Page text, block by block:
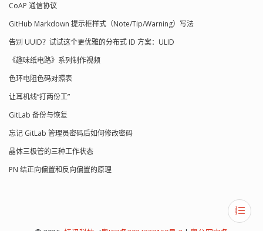
CoAP 通信协议
GitHub Markdown 提示框样式（Note/Tip/Warning）写法
告别 UUID？试试这个更优雅的分布式 ID 方案：ULID
《趣味纸电路》系列制作视频
色环电阻色码对照表
让耳机线“打两份工”
GitLab 备份与恢复
忘记 GitLab 管理员密码后如何修改密码
晶体三极管的三种工作状态
PN 结正向偏置和反向偏置的原理